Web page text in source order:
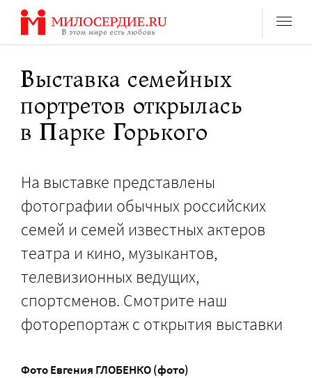
Перейти
содержанию
Выставка семейных
портретов открылась
в Парке Горького
На выставке представлены
фотографии обычных российских
семей и семей известных актеров
театра и кино, музыкантов,
телевизионных ведущих,
спортсменов. Смотрите наш
фоторепортаж с открытия выставки
Фото Евгения ГЛОБЕНКО (фото)